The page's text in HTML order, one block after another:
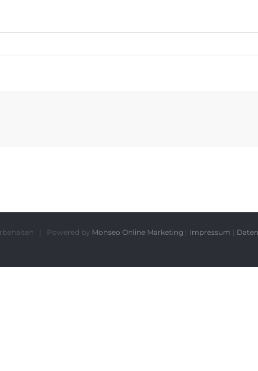
| Powered by Monseo Online Marketing | Impressum |